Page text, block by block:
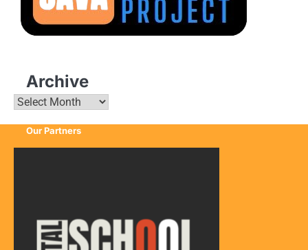
Archive
Archive
Our Partners